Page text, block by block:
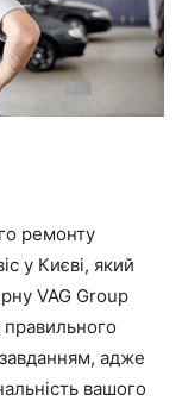
ремонту
у Києві, який
VAG Group
адже
вашого